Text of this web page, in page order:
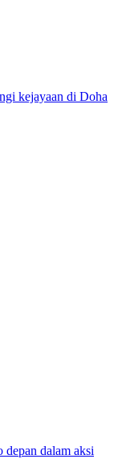
kejayaan di Doha
depan dalam aksi